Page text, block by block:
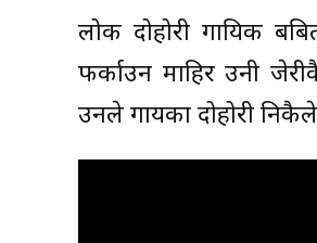
लोक दोहोरी गायिक
फर्काउन माहिर उनी
उनले गायका दोहोरी